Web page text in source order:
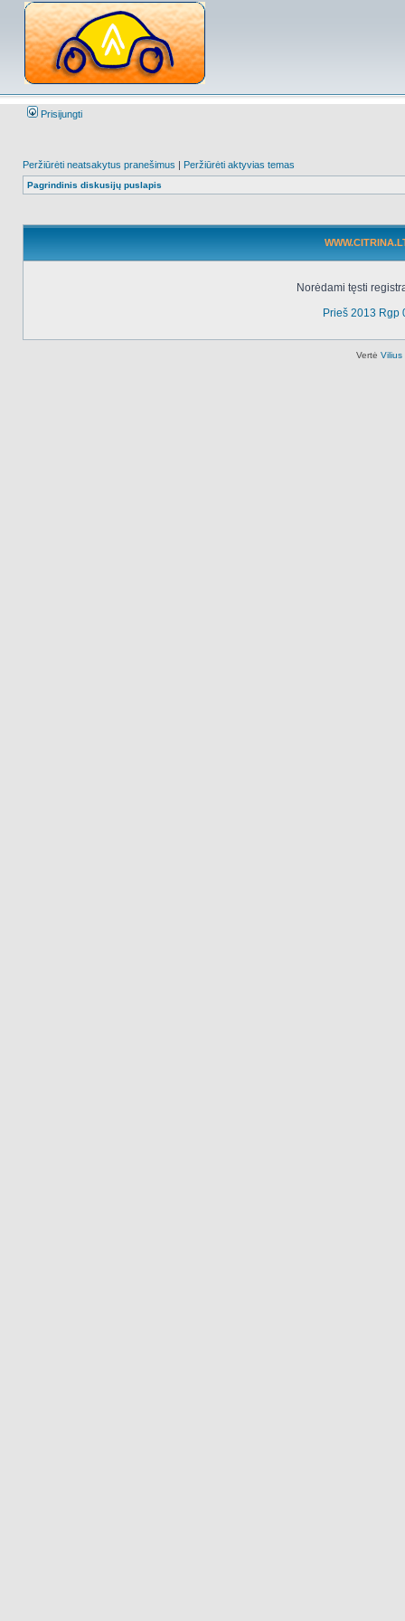
Prisijungti
Peržiūrėti neatsakytus pranešimus | Peržiūrėti aktyvias temas
Pagrindinis diskusijų puslapis
Norėdami tęsti
Prieš 2013 Rgp
Vertė Vilius